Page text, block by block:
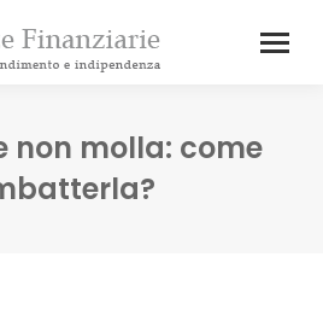
non molla: come